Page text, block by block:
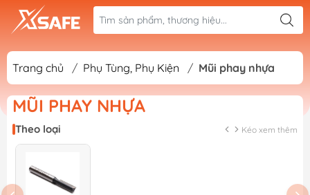
Trang chủ / Phụ Tùng, Phụ Kiện / Mũi phay nhựa
MŨI PHAY NHỰA
Theo loại Kéo xem thêm